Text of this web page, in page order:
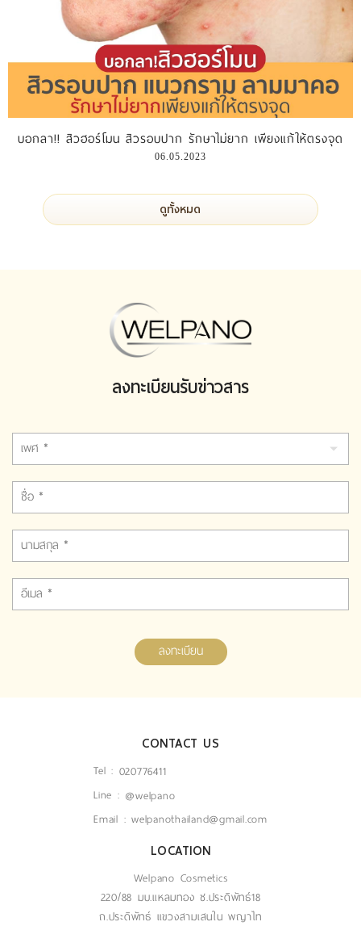
บอกลา!! สิวฮอร์โมน สิวรอบปาก รักษาไม่ยาก เพียงแก้ให้ตรงจุด
06.05.2023
ดูทั้งหมด
ลงทะเบียนรับข่าวสาร
ลงทะเบียน
CONTACT US
Tel : 020776411
Line : @welpano
Email :welpanothailand@gmail.com
LOCATION
Welpano Cosmetics
220/88 มบ.แหลมทอง ซ.ประดิพัทธ์18
ถ.ประดิพัทธ์ แขวงสามเสนใน พญาไท